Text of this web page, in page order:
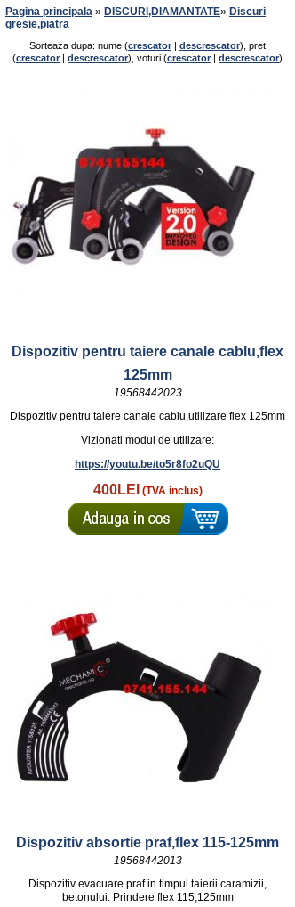
Pagina principala » DISCURI,DIAMANTATE» Discuri
gresie,piatra
Sorteaza dupa: nume (crescator | descrescator), pret
(crescator | descrescator), voturi (crescator | descrescator)
Dispozitiv pentru taiere canale cablu,flex
125mm
19568442023
Dispozitiv pentru taiere canale cablu,utilizare flex 125mm
Vizionati modul de utilizare:
https://youtu.be/to5r8fo2uQU
400LEI (TVA inclus)
Dispozitiv absortie praf,flex 115-125mm
19568442013
Dispozitiv evacuare praf in timpul taierii caramizii,
betonului. Prindere flex 115,125mm